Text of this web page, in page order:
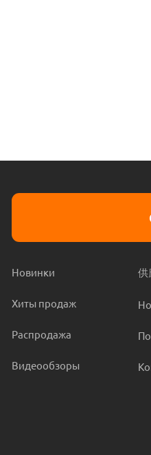
Новинки
Хиты продаж
Распродажа
Видеообзоры
供